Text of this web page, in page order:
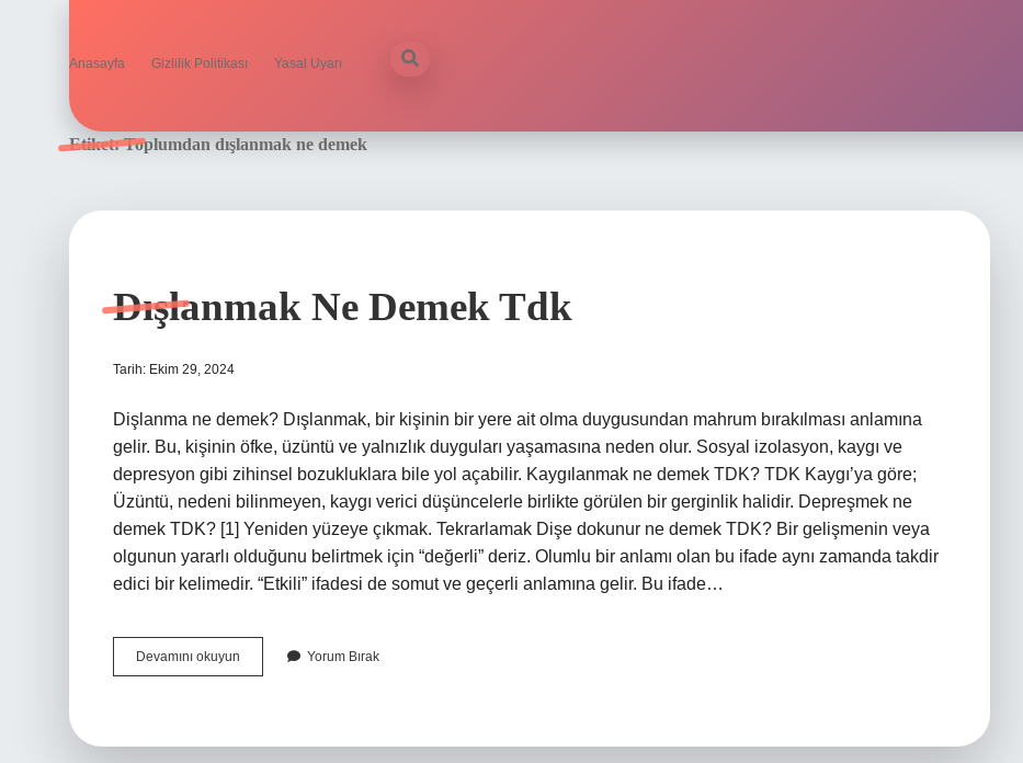
Anasayfa Gizlilik Politikası Yasal Uyarı
Etiket:Toplumdan dışlanmak ne demek
Dışlanmak Ne Demek Tdk
Tarih: Ekim 29, 2024
Dişlanma ne demek? Dışlanmak, bir kişinin bir yere ait olma duygusundan mahrum bırakılması anlamına
gelir. Bu, kişinin öfke, üzüntü ve yalnızlık duyguları yaşamasına neden olur. Sosyal izolasyon, kaygı ve
depresyon gibi zihinsel bozukluklara bile yol açabilir. Kaygılanmak ne demek TDK? TDK Kaygı’ya göre;
Üzüntü, nedeni bilinmeyen, kaygı verici düşüncelerle birlikte görülen bir gerginlik halidir. Depreşmek ne
demek TDK? [1] Yeniden yüzeye çıkmak. Tekrarlamak Dişe dokunur ne demek TDK? Bir gelişmenin veya
olgunun yararlı olduğunu belirtmek için “değerli” deriz. Olumlu bir anlamı olan bu ifade aynı zamanda takdir
edici bir kelimedir. “Etkili” ifadesi de somut ve geçerli anlamına gelir. Bu ifade…
Devamını okuyun Dışlanmak
Ne
Yorum Bırak